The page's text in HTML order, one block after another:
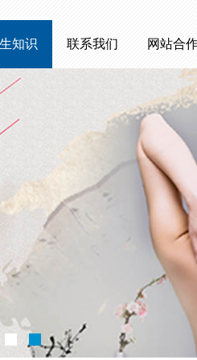
知识 联系我们 网站合